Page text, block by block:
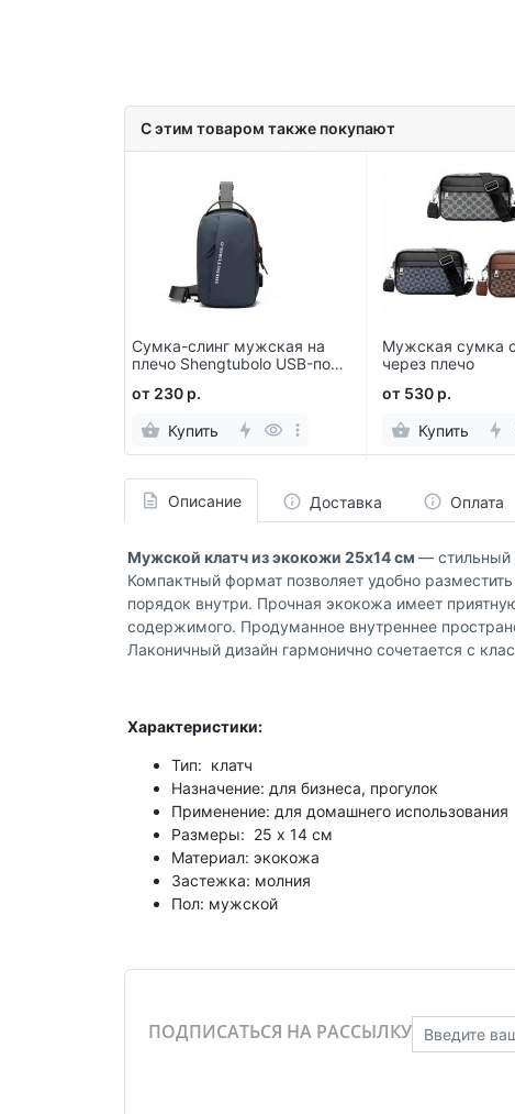
С этим товаром также покупают
Сумка-слинг мужская на
плечо Shengtubolo USB-порт
от 230 р.
Купить
Мужская сумка
через плечо
от 530 р.
Купить
Описание Доставка Оплата
Мужской клатч из экокожи 25х14 см — стильный
Компактный формат позволяет удобно
порядок внутри. Прочная экокожа имеет
содержимого. Продуманное внутреннее
Лаконичный дизайн гармонично сочетается с
Характеристики:
Тип: клатч
Назначение: для бизнеса, прогулок
Применение: для домашнего использования
Размеры: 25 х 14 см
Материал: экокожа
Застежка: молния
Пол: мужской
ПОДПИСАТЬСЯ НА РАССЫЛКУ